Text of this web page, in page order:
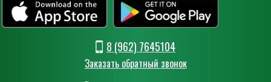
8 (962) 7645104
Заказать обратный звонок